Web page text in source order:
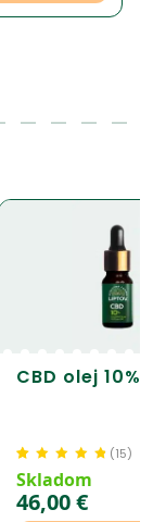
CBD olej
Hodnotenie
z 5 na základe
15
zákazníckej
(15)
Skladom
46,00€